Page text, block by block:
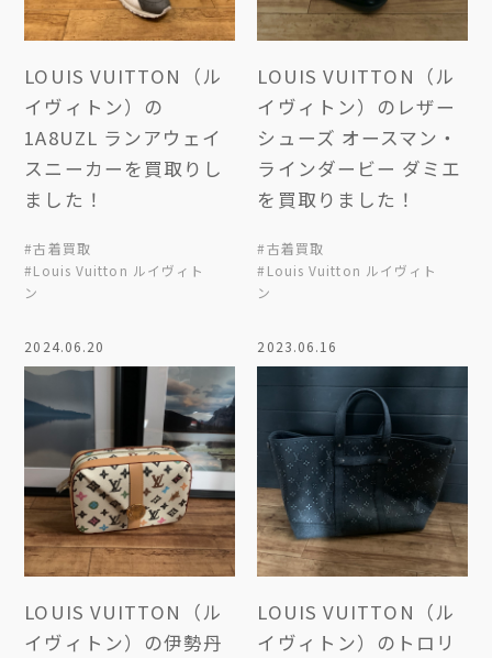
LOUIS VUITTON（ル
イヴィトン）の
1A8UZL ランアウェイ
スニーカーを買取りし
ました！
#古着買取
#Louis Vuitton ルイヴィト
ン
LOUIS VUITTON（ル
イヴィトン）のレザー
シューズ オースマン・
ラインダービー ダミエ
を買取りました！
#古着買取
#Louis Vuitton ルイヴィト
ン
2024.06.20
LOUIS VUITTON（ル
イヴィトン）の伊勢丹
2023.06.16
LOUIS VUITTON（ル
イヴィトン）のトロリ